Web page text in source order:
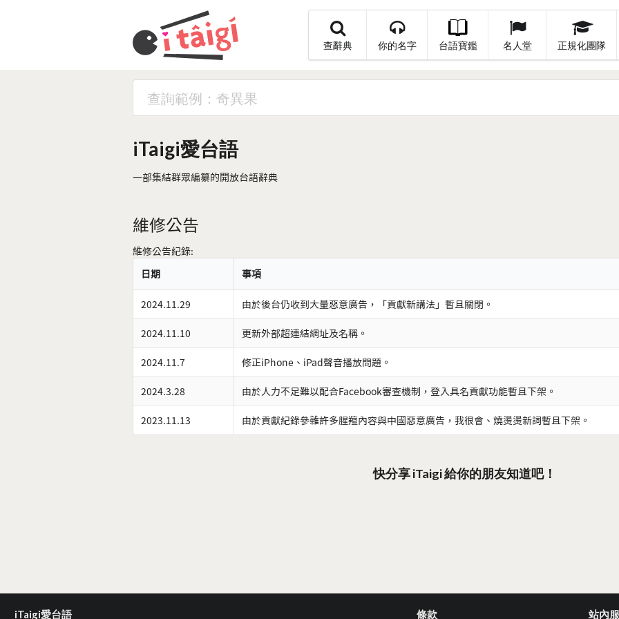
查辭典 你的名字 台語寶鑑 名人堂 正規化團隊
iTaigi愛台語
一部集結群眾編纂的開放台語辭典
維修公告
維修公告紀錄:
日期
事項
2024.11.29 由於後台仍收到大量惡意廣告，「貢獻新講法」暫且關閉。
2024.11.10 更新外部超連結網址及名稱。
2024.11.7 修正iPhone、iPad聲音播放問題。
2024.3.28 由於人力不足難以配合Facebook審查機制，登入具名貢獻功能暫且下架。
2023.11.13 由於貢獻紀錄參雜許多腥羶內容與中國惡意廣告，我很會、燒燙燙新詞暫且下架。
快分享 iTaigi 給你的朋友知道吧！
iTaigi愛台語 條款 站內